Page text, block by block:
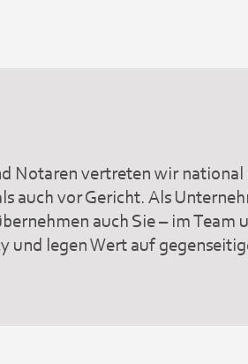
Notaren vertreten wir
auch vor Gericht. Als
auch Sie – im Team
legen Wert auf